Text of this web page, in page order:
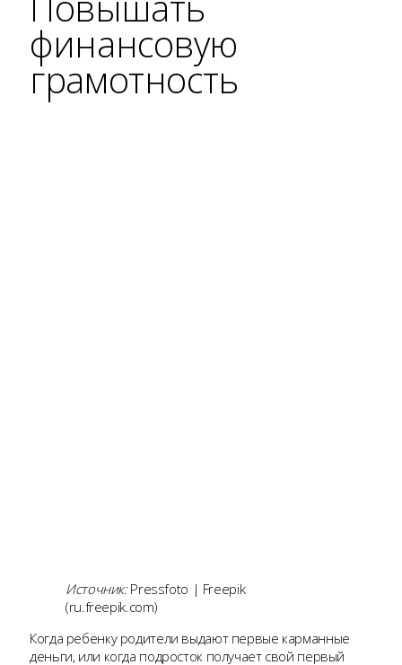
финансовую
грамотность
Источник:Pressfoto | Freepik
(ru.freepik.com)
Когда ребёнку родители выдают первые карманные
деньги, или когда подросток получает свой первый